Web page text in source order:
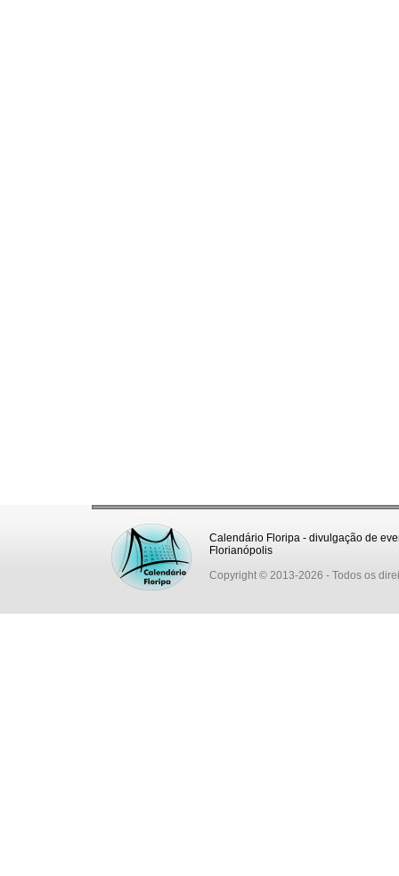
Calendário Floripa - divulgação de
Florianópolis
Copyright © 2013-2026 - Todos os